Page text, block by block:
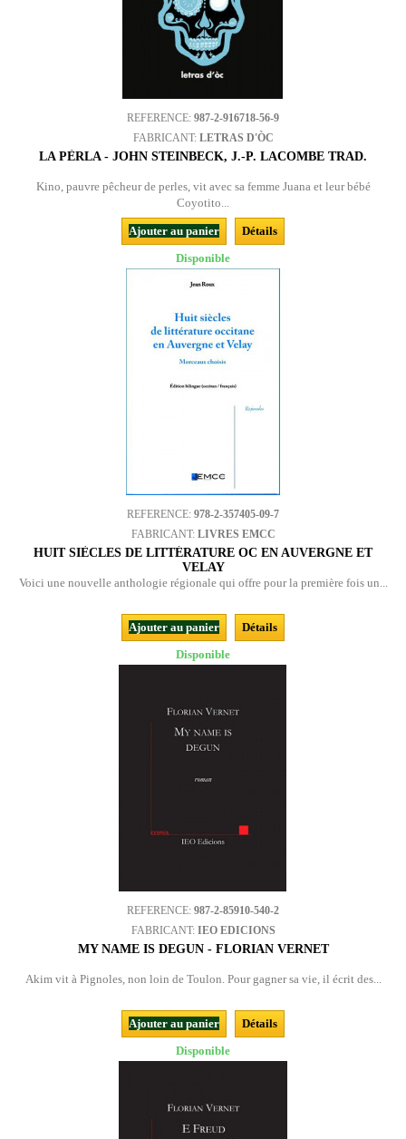
REFERENCE: 987-2-916718-56-9
FABRICANT: LETRAS D'ÒC
LA PÈRLA - JOHN STEINBECK, J.-P. LACOMBE TRAD.
Kino, pauvre pêcheur de perles, vit avec sa femme Juana et leur bébé
Coyotito...
Ajouter au panier
Détails
Disponible
REFERENCE: 978-2-357405-09-7
FABRICANT: LIVRES EMCC
HUIT SIÈCLES DE LITTÉRATURE OC EN AUVERGNE ET
VELAY
Voici une nouvelle anthologie régionale qui offre pour la première fois un...
Ajouter au panier
Détails
Disponible
REFERENCE: 987-2-85910-540-2
FABRICANT: IEO EDICIONS
MY NAME IS DEGUN - FLORIAN VERNET
Akim vit à Pignoles, non loin de Toulon. Pour gagner sa vie, il écrit des...
Ajouter au panier
Détails
Disponible